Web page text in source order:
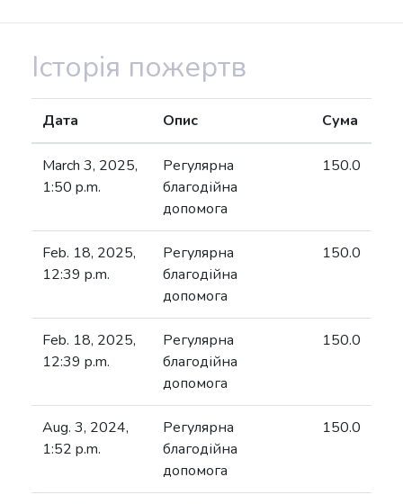
Історія пожертв
Дата Опис Сума
March 3, 2025,
1:50 p.m.
Регулярна
благодійна
допомога
150.0
Feb. 18, 2025,
12:39 p.m.
Регулярна
благодійна
допомога
150.0
Feb. 18, 2025,
12:39 p.m.
Регулярна
благодійна
допомога
150.0
Aug. 3, 2024,
1:52 p.m.
Регулярна
благодійна
допомога
150.0